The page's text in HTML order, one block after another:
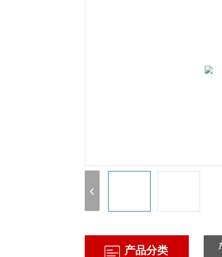
产品分类